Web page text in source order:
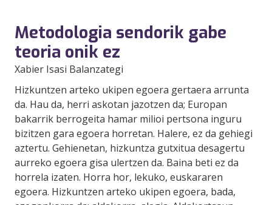
Metodologia sendorik gabe
teoria onik ez
Xabier Isasi Balanzategi
Hizkuntzen arteko ukipen egoera gertaera arrunta
da. Hau da, herri askotan jazotzen da; Europan
bakarrik berrogeita hamar milioi pertsona inguru
bizitzen gara egoera horretan. Halere, ez da gehiegi
aztertu. Gehienetan, hizkuntza gutxitua desagertu
aurreko egoera gisa ulertzen da. Baina beti ez da
horrela izaten. Horra hor, lekuko, euskararen
egoera. Hizkuntzen arteko ukipen egoera, bada,